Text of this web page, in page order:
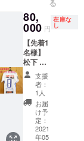
パイク
の種類
は選べ
ません
のでご
了承く
ださ
い。
る
80,
000 円
在庫な
し
【先着1
名様】
松下 佳
貴 選
手 サ
イン入
り 2020
2nd 着
用ユニ
フォー
ム 直筆
支援
者：
1人
お届
け予
定：
2021
年05